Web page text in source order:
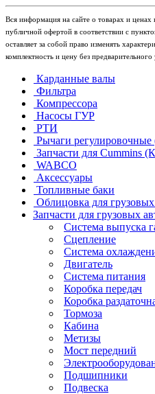
Вся информация на сайте о товарах и ценах
публичной офертой в соответствии с
оставляет за собой право изменять
комплектность и цену без
Карданные валы
Фильтра
Компрессора
Насосы ГУР
РТИ
Рычаги
Запчасти для Cummins
WABCO
Аксессуары
Топливные баки
Облицовка для
Запчасти для грузовых
Система выпуска
Сцепление
Система
Двигатель
Система питания
Коробка передач
Коробка
Тормоза
Кабина
Метизы
Мост передний
Подшипники
Подвеска